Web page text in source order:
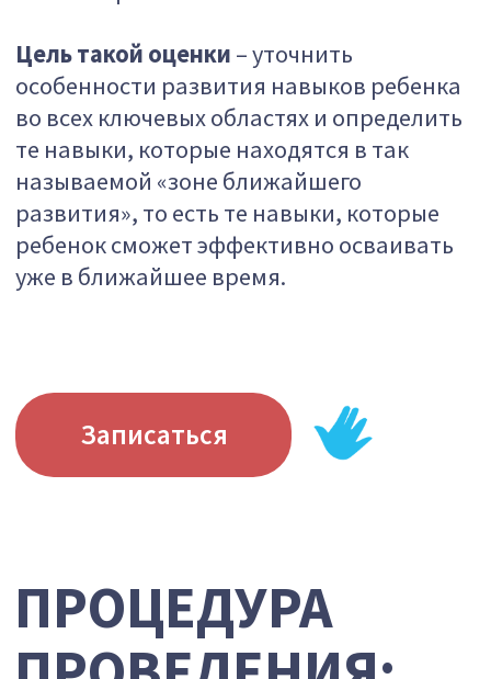
ПРОЦЕДУРА
ПРОВЕДЕНИЯ:
Специалист предлагает ребенку
поучаствовать во множестве
различных игр, опираясь на его
интересы, и в ходе этих игр
проводит практические пробы,
продуцирование сообщений)
· Социальные навыки
· Игра
· Самообслуживание
· Поведенческие особенности и
т.д.